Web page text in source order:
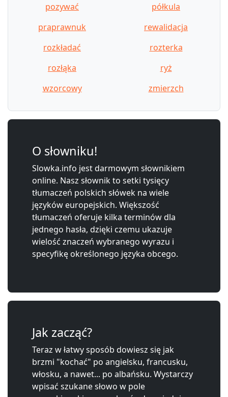
pozywać
półkula
praprawnuk
rewalidacja
rozkładać
rozterka
rozłąka
ryż
wzorcowy
zmierzch
O słowniku!
Slowka.info jest darmowym słownikiem
online. Nasz słownik to setki tysięcy
tłumaczeń polskich słówek na wiele
języków europejskich. Większość
tłumaczeń oferuje kilka terminów dla
jednego hasła, dzięki czemu ukazuje
wielość znaczeń wybranego wyrazu i
specyfikę określonego języka obcego.
Jak zacząć?
Teraz w łatwy sposób dowiesz się jak
brzmi "kochać" po angielsku, francusku,
włosku, a nawet... po albańsku. Wystarczy
wpisać szukane słowo w pole